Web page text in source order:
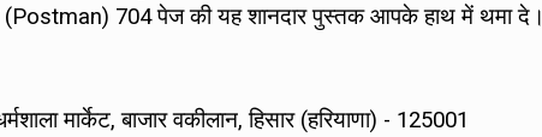
704 पेज की यह शानदार पुस्तक आपके हाथ में थमा दे।
मार्केट, बाजार वकीलान, हिसार (हरियाणा) - 125001